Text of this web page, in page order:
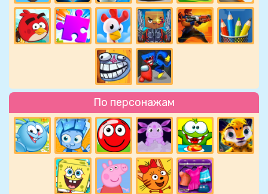
По персонажам